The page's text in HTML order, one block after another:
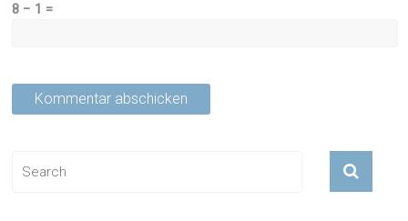
8 − 1 =